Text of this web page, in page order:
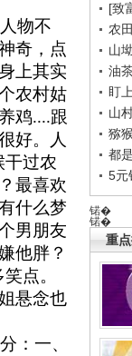
[致
农
山
油
盯
山
猕
都
5元
锘�
锘�
重
物不
奇，点
上其实
农村姑
鸡....跟
好。人
干过农
最喜欢
什么梦
男朋友
他胖？
点。
悬念也
：一、